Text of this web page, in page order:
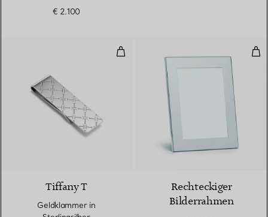
€ 2.100
Geldklammer in Sterlingsilber
Tiffany T
Geldklammer in
Rechteckiger
Bilderrahmen